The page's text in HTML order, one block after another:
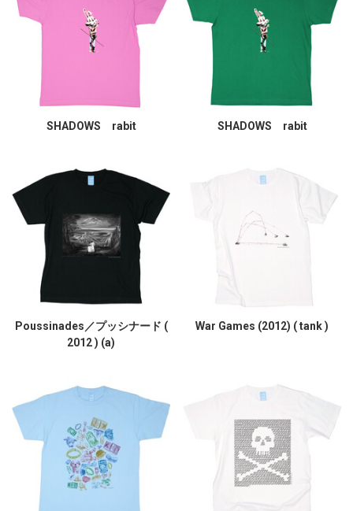
SHADOWS rabit SHADOWS rabit
Poussinades／プッシナード (
2012 ) (a)
War Games (2012) ( tank )